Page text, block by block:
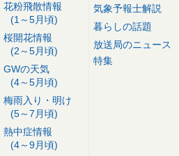
花粉飛散情報
(1～5月頃)
桜開花情報
(2～5月頃)
GWの天気
(4～5月頃)
梅雨入り・明け
(5～7月頃)
熱中症情報
(4～9月頃)
気象予報士解説
暮らしの話題
放送局のニュース
特集